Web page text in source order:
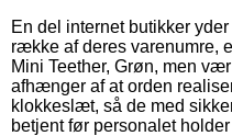
En del internet butikker
række af deres varenumre,
Mini Teether, Grøn, men
afhænger af at orden
klokkeslæt, så de med
betjent før personalet holder